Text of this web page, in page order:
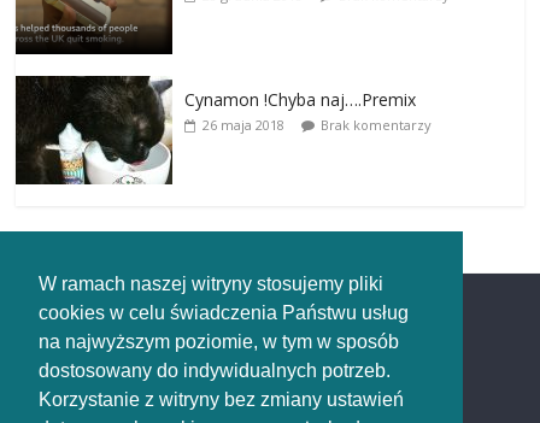
W ramach naszej witryny stosujemy pliki
cookies w celu świadczenia Państwu usług
na najwyższym poziomie, w tym w sposób
dostosowany do indywidualnych potrzeb.
Korzystanie z witryny bez zmiany ustawień
Cynamon !Chyba naj….Premix
26 maja 2018 Brak komentarzy
Redakcja
Redakcja